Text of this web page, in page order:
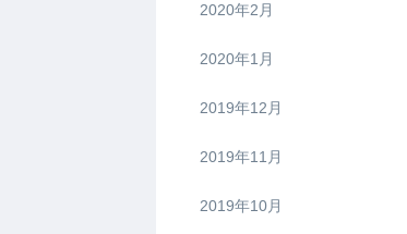
2020年2月
2020年1月
2019年12月
2019年11月
2019年10月